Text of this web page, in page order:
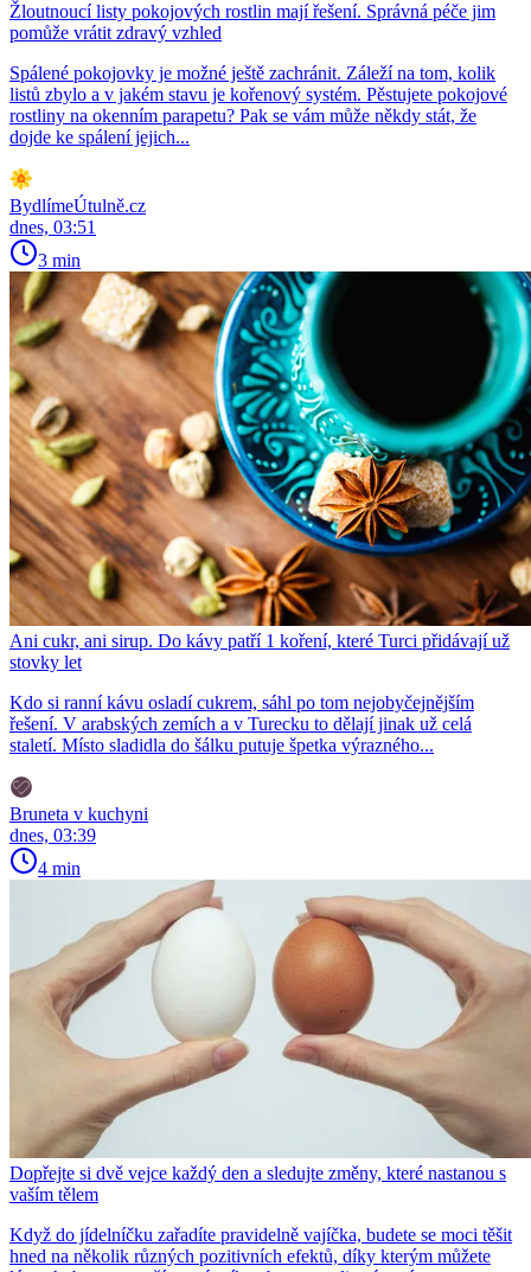
Žloutnoucí listy pokojových rostlin mají řešení. Správná péče jim
pomůže vrátit zdravý vzhled
Spálené pokojovky je možné ještě zachránit. Záleží na tom, kolik
listů zbylo a v jakém stavu je kořenový systém. Pěstujete pokojové
rostliny na okenním parapetu? Pak se vám může někdy stát, že
dojde ke spálení jejich...
BydlímeÚtulně.cz
dnes, 03:51
3 min
Ani cukr, ani sirup. Do kávy patří 1 koření, které Turci přidávají už
stovky let
Kdo si ranní kávu osladí cukrem, sáhl po tom nejobyčejnějším
řešení. V arabských zemích a v Turecku to dělají jinak už celá
staletí. Místo sladidla do šálku putuje špetka výrazného...
Bruneta v kuchyni
dnes, 03:39
4 min
Dopřejte si dvě vejce každý den a sledujte změny, které nastanou s
vaším tělem
Když do jídelníčku zařadíte pravidelně vajíčka, budete se moci těšit
hned na několik různých pozitivních efektů, díky kterým můžete